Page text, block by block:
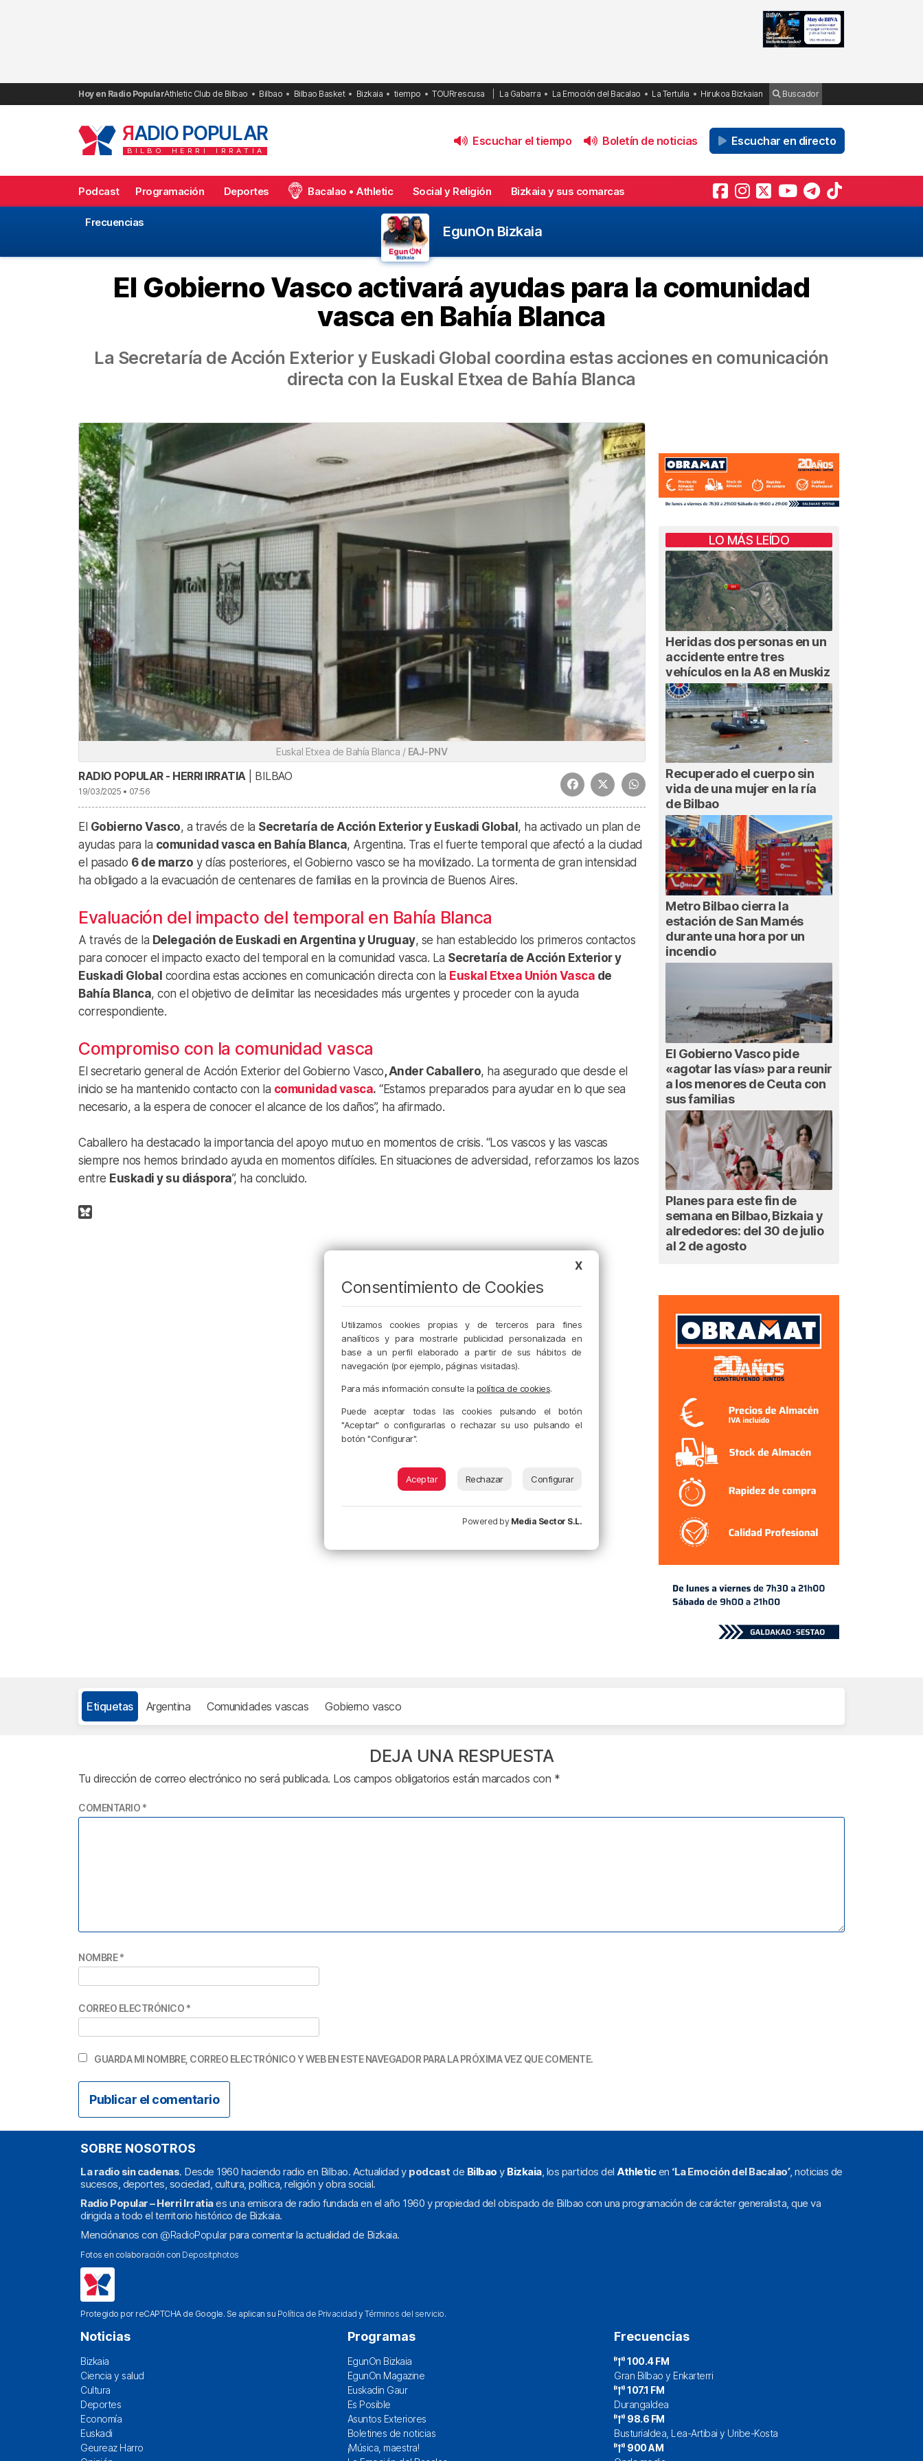
Hoy en Radio PopularAthletic Club de Bilbao Bilbao Bilbao Basket Bizkaia tiempo TOURrescusa La Gabarra La Emoción del Bacalao La Tertulia Hirukoa Bizkaian Buscador
RADIO POPULAR
BILBO HERRI IRRATIA
Escuchar el tiempo Boletín de noticias Escuchar en directo
Podcast Programación Deportes Bacalao • Athletic Social y Religión Bizkaia y sus comarcas
Frecuencias
EgunOn Bizkaia
El Gobierno Vasco activará ayudas para la comunidad
vasca en Bahía Blanca
La Secretaría de Acción Exterior y Euskadi Global coordina estas acciones en comunicación
directa con la Euskal Etxea de Bahía Blanca
Euskal Etxea de Bahía Blanca / EAJ-PNV
RADIO POPULAR - HERRI IRRATIA| BILBAO
19/03/2025 • 07:56
El Gobierno Vasco, a través de la Secretaría de Acción Exterior y Euskadi Global , ha activado un plan de
ayudas para la comunidad vasca en Bahía Blanca, Argentina. Tras el fuerte temporal que afectó a la ciudad
el pasado 6 de marzo y días posteriores, el Gobierno vasco se ha movilizado. La tormenta de gran intensidad
ha obligado a la evacuación de centenares de familias en la provincia de Buenos Aires.
Evaluación del impacto del temporal en Bahía Blanca
A través de la Delegación de Euskadi en Argentina y Uruguay, se han establecido los primeros contactos
para conocer el impacto exacto del temporal en la comunidad vasca. La Secretaría de Acción Exterior y
Euskadi Global coordina estas acciones en comunicación directa con la Euskal Etxea Unión Vasca de
Bahía Blanca, con el objetivo de delimitar las necesidades más urgentes y proceder con la ayuda
correspondiente.
Compromiso con la comunidad vasca
El secretario general de Acción Exterior del Gobierno Vasco, Ander Caballero, ha asegurado que desde el
inicio se ha mantenido contacto con la comunidad vasca. “Estamos preparados para ayudar en lo que sea
necesario, a la espera de conocer el alcance de los daños”, ha afirmado.
Caballero ha destacado la importancia del apoyo mutuo en momentos de crisis. “Los vascos y las vascas
siempre nos hemos brindado ayuda en momentos difíciles. En situaciones de adversidad, reforzamos los lazos
entre Euskadi y su diáspora”, ha concluido.
LO MÁS LEÍDO
Heridas dos personas en un
accidente entre tres
vehículos en la A8 en Muskiz
Recuperado el cuerpo sin
vida de una mujer en la ría
de Bilbao
Metro Bilbao cierra la
estación de San Mamés
durante una hora por un
incendio
El Gobierno Vasco pide
«agotar las vías» para reunir
a los menores de Ceuta con
sus familias
Planes para este fin de
semana en Bilbao, Bizkaia y
alrededores: del 30 de julio
al 2 de agosto
Etiquetas Argentina Comunidades vascas Gobierno vasco
DEJA UNA RESPUESTA
Tu dirección de correo electrónico no será publicada. Los campos obligatorios están marcados con *
COMENTARIO *
NOMBRE*
CORREO ELECTRÓNICO *
GUARDA MI NOMBRE, CORREO ELECTRÓNICO Y WEB EN ESTE NAVEGADOR PARA LA PRÓXIMA VEZ QUE COMENTE.
SOBRE NOSOTROS
La radio sin cadenas. Desde 1960 haciendo radio en Bilbao. Actualidad y podcast de Bilbao y Bizkaia, los partidos del Athleticen ‘La Emoción del Bacalao’, noticias de
sucesos, deportes, sociedad, cultura, política, religión y obra social.
Radio Popular – Herri Irratiaes una emisora de radio fundada en el año 1960 y propiedad del obispado de Bilbao con una programación de carácter generalista, que va
dirigida a todo el territorio histórico de Bizkaia.
Menciónanos con @RadioPopularpara comentar la actualidad de Bizkaia.
Fotos en colaboración con Depositphotos
Protegido por reCAPTCHA de Google. Se aplican su Política de Privacidad yTérminos del servicio.
Noticias
Bizkaia
Ciencia y salud
Cultura
Deportes
Economía
Euskadi
Geureaz Harro
Programas
EgunOn Bizkaia
EgunOn Magazine
Euskadin Gaur
Es Posible
Asuntos Exteriores
Boletines de noticias
¡Música, maestra!
Frecuencias
100.4 FM
Gran Bilbao y Enkarterri
107.1 FM
Durangaldea
98.6 FM
Busturialdea, Lea-Artibai y Uribe-Kosta
900 AM
X
Consentimiento de Cookies
Utilizamos cookies propias y de terceros para fines
analíticos y para mostrarle publicidad personalizada en
base a un perfil elaborado a partir de sus hábitos de
navegación (por ejemplo, páginas visitadas).
Para más información consulte la política de cookies.
Puede aceptar todas las cookies pulsando el botón
"Aceptar" o configurarlas o rechazar su uso pulsando el
botón "Configurar".
Aceptar Rechazar Configurar
Powered by Media Sector S.L.